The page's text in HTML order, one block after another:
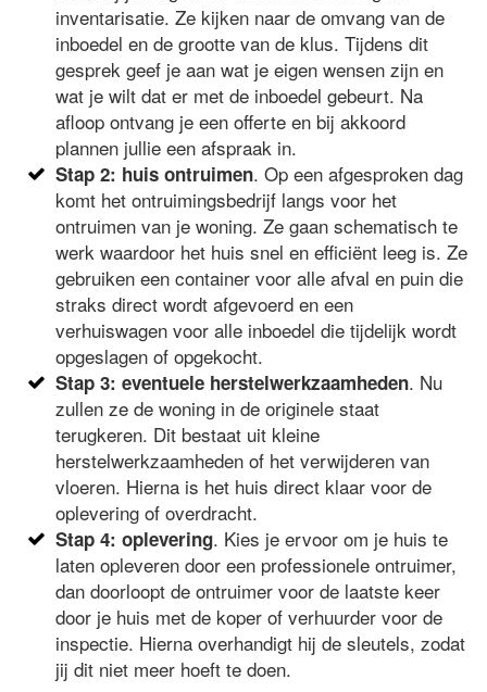
inventarisatie. Ze kijken naar de omvang van de
inboedel en de grootte van de klus. Tijdens dit
gesprek geef je aan wat je eigen wensen zijn en
wat je wilt dat er met de inboedel gebeurt. Na
afloop ontvang je een offerte en bij akkoord
plannen jullie een afspraak in.
Stap 2: huis ontruimen. Op een afgesproken dag
komt het ontruimingsbedrijf langs voor het
ontruimen van je woning. Ze gaan schematisch te
werk waardoor het huis snel en efficiënt leeg is. Ze
gebruiken een container voor alle afval en puin die
straks direct wordt afgevoerd en een
verhuiswagen voor alle inboedel die tijdelijk wordt
opgeslagen of opgekocht.
Stap 3: eventuele herstelwerkzaamheden. Nu
zullen ze de woning in de originele staat
terugkeren. Dit bestaat uit kleine
herstelwerkzaamheden of het verwijderen van
vloeren. Hierna is het huis direct klaar voor de
oplevering of overdracht.
Stap 4: oplevering. Kies je ervoor om je huis te
laten opleveren door een professionele ontruimer,
dan doorloopt de ontruimer voor de laatste keer
door je huis met de koper of verhuurder voor de
inspectie. Hierna overhandigt hij de sleutels, zodat
jij dit niet meer hoeft te doen.